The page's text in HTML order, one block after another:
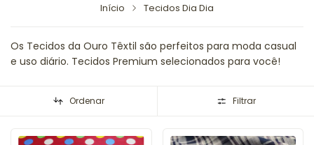
Início Tecidos Dia Dia
Os Tecidos da Ouro Têxtil são perfeitos para moda casual
e uso diário. Tecidos Premium selecionados para você!
Ordenar Filtrar